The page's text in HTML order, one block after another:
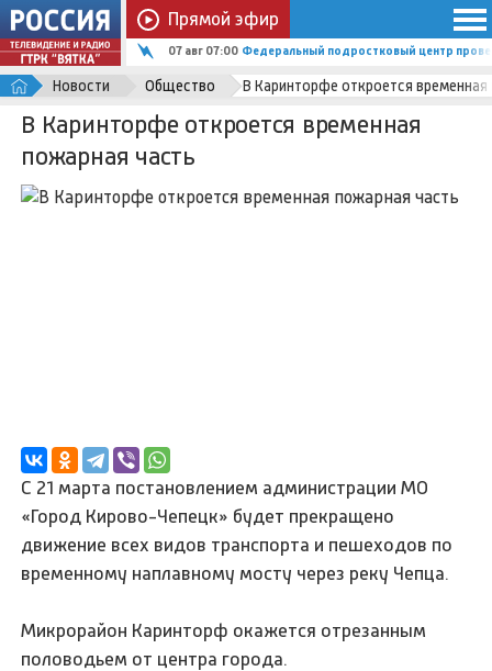
Прямой эфир
07 авг 06:25 Кировские офтальмологи спасли зрение
Новости Общество В Каринторфе откроется
В Каринторфе откроется временная
пожарная часть
С 21 марта постановлением администрации МО
«Город Кирово-Чепецк» будет прекращено
движение всех видов транспорта и пешеходов по
временному наплавному мосту через реку Чепца.
Микрорайон Каринторф окажется отрезанным
половодьем от центра города.